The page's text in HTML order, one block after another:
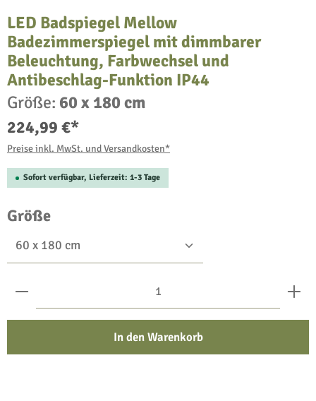
LED Badspiegel Mellow
Badezimmerspiegel mit dimmbarer
Beleuchtung, Farbwechsel und
Antibeschlag-Funktion IP44
Größe: 60 x 180 cm
224,99 €*
Preise inkl. MwSt. und Versandkosten*
Sofort verfügbar, Lieferzeit: 1-3 Tage
Größeauswählen
Produkt Anzahl: Gib den gewünschten Wert ein oder
In den Warenkorb